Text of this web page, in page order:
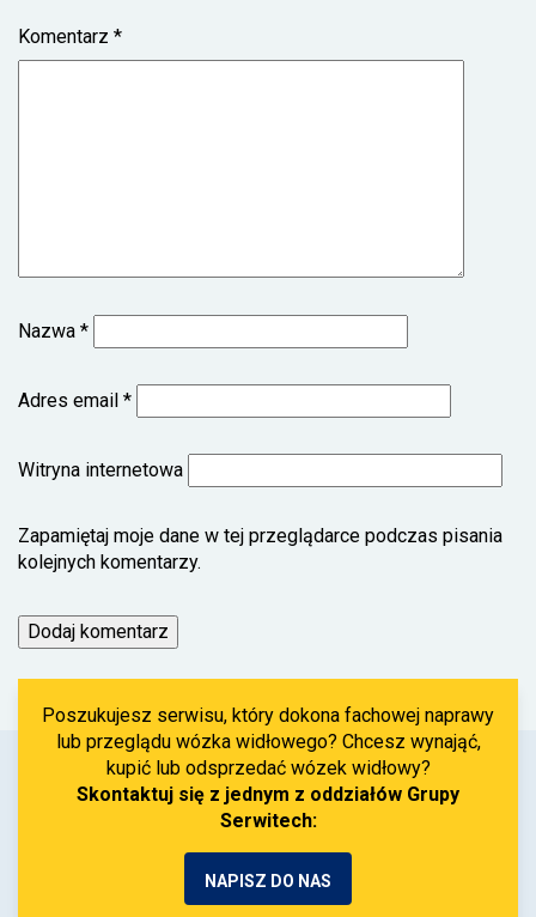
Komentarz *
Nazwa *
Adres email *
Witryna internetowa
Zapamiętaj moje dane w tej przeglądarce podczas pisania
kolejnych komentarzy.
Poszukujesz serwisu, który dokona fachowej naprawy
lub przeglądu wózka widłowego? Chcesz wynająć,
kupić lub odsprzedać wózek widłowy?
Skontaktuj się z jednym z oddziałów Grupy
Serwitech:
NAPISZ DO NAS